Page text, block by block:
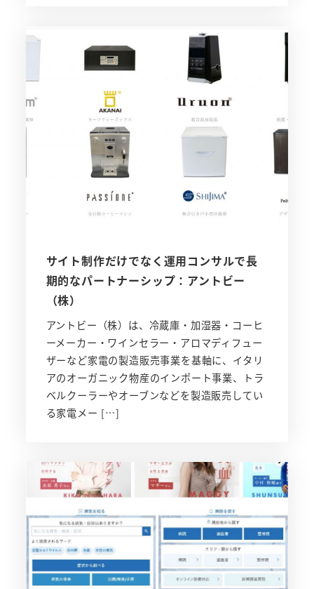
サイト制作だけでなく運用コンサルで長
期的なパートナーシップ：アントビー
（株）
アントビー（株）は、冷蔵庫・加湿器・コーヒ
ーメーカー・ワインセラー・アロマディフュー
ザーなど家電の製造販売事業を基軸に、イタリ
アのオーガニック物産のインポート事業、トラ
ベルクーラーやオーブンなどを製造販売してい
る家電メー […]